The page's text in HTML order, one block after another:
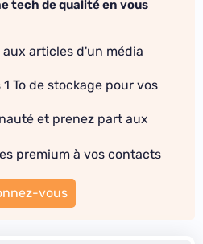
tech de qualité en vous
articles d'un média
To de stockage pour vos
et prenez part aux
premium à vos contacts
vous